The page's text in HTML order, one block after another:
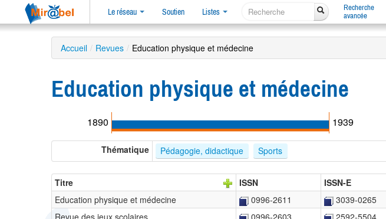
Le réseau Soutien Listes
Recherche
avancée
Accueil / Revues / Education physique et médecine
Education physique et médecine
1890 1939
Thématique Pédagogie, didactique Sports
Titre ISSN ISSN-E
Education physique et médecine
0996-2611 3039-0265